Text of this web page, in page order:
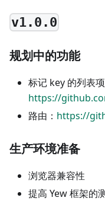
v1.0.0
规划中的功能
标记 key 的列表项
https://
路由： https://
生产环境准备
浏览器兼容性
提高 Yew 框架的